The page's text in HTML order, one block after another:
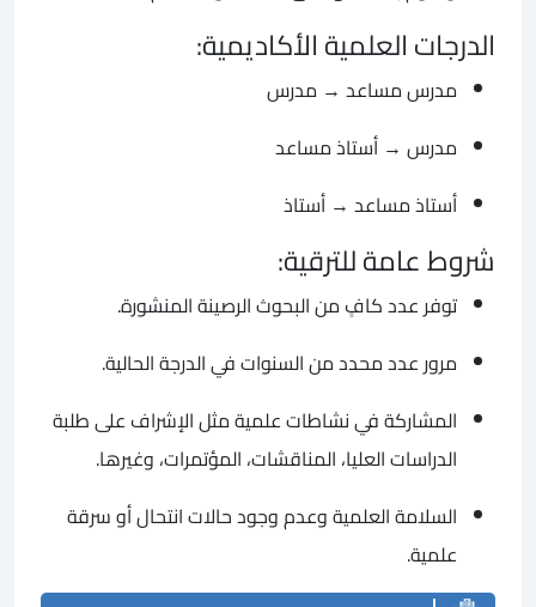
الدرجات العلمية الأكاديمية:
مدرس مساعد → مدرس
مدرس → أستاذ مساعد
أستاذ مساعد → أستاذ
شروط عامة للترقية:
توفر عدد كافٍ من البحوث الرصينة المنشورة.
مرور عدد محدد من السنوات في الدرجة الحالية.
المشاركة في نشاطات علمية مثل الإشراف على طلبة
الدراسات العليا، المناقشات، المؤتمرات، وغيرها.
السلامة العلمية وعدم وجود حالات انتحال أو سرقة
علمية.